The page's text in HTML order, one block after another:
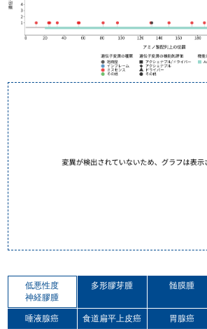
低悪性度
神経膠腫
多形膠芽腫 髄膜腫
唾液腺癌 食道扁平上皮癌 胃腺癌